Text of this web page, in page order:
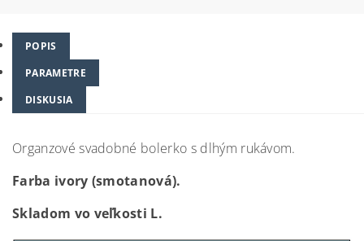
POPIS
PARAMETRE
DISKUSIA
Organzové svadobné bolerko s dlhým rukávom.
Farba ivory (smotanová).
Skladom vo veľkosti L.